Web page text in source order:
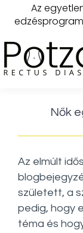
Az
Nők
Az elmúlt
született, a
pedig, hogy
téma és